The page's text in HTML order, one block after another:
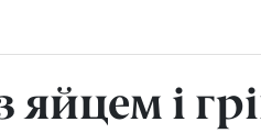
яйцем і